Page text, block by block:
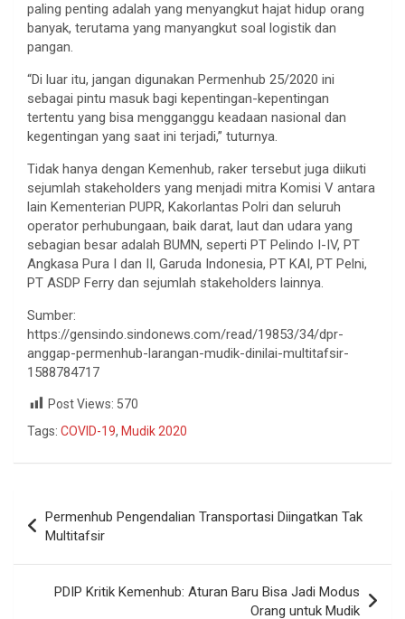
paling penting adalah yang menyangkut hajat hidup orang
banyak, terutama yang manyangkut soal logistik dan
pangan.
“Di luar itu, jangan digunakan Permenhub 25/2020 ini
sebagai pintu masuk bagi kepentingan-kepentingan
tertentu yang bisa mengganggu keadaan nasional dan
kegentingan yang saat ini terjadi,” tuturnya.
Tidak hanya dengan Kemenhub, raker tersebut juga diikuti
sejumlah stakeholders yang menjadi mitra Komisi V antara
lain Kementerian PUPR, Kakorlantas Polri dan seluruh
operator perhubungaan, baik darat, laut dan udara yang
sebagian besar adalah BUMN, seperti PT Pelindo I-IV, PT
Angkasa Pura I dan II, Garuda Indonesia, PT KAI, PT Pelni,
PT ASDP Ferry dan sejumlah stakeholders lainnya.
Sumber:
https://gensindo.sindonews.com/read/19853/34/dpr-
anggap-permenhub-larangan-mudik-dinilai-multitafsir-
1588784717
Post Views: 570
Tags: COVID-19, Mudik 2020
Permenhub Pengendalian Transportasi Diingatkan Tak
Multitafsir
PDIP Kritik Kemenhub: Aturan Baru Bisa Jadi Modus
Orang untuk Mudik